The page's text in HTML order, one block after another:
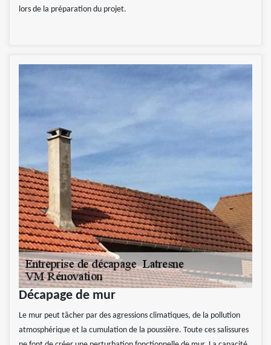
lors de la préparation du projet.
Décapage de mur
Le mur peut tâcher par des agressions climatiques, de la pollution
atmosphérique et la cumulation de la poussière. Toute ces salissures